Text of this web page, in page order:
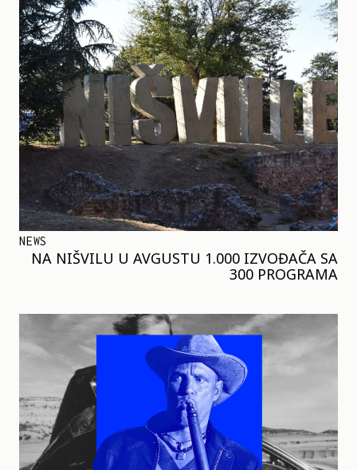
NEWS
NA NIŠVILU U AVGUSTU 1.000 IZVOĐAČA SA
300 PROGRAMA